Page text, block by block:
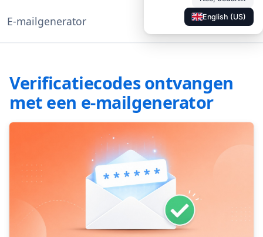
E-mailgenerator Documentatie ◐ NL
English (US)
Verificatiecodes ontvangen
met een e-mailgenerator